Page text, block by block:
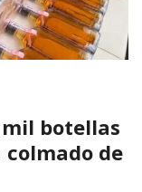
botellas
de